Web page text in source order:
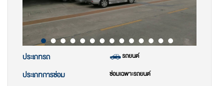
ประเภทรถ รถยนต์
ประเภทการซ่อม ซ่อมเฉพาะรถยนต์